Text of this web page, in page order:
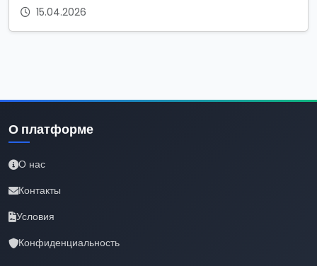
15.04.2026
О платформе
О нас
Контакты
Условия
Конфиденциальность